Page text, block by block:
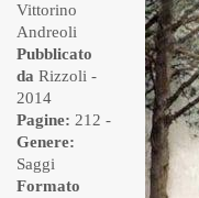
Vittorino
Andreoli
Pubblicato
da Rizzoli -
2014
Pagine: 212 -
Genere:
Saggi
Formato